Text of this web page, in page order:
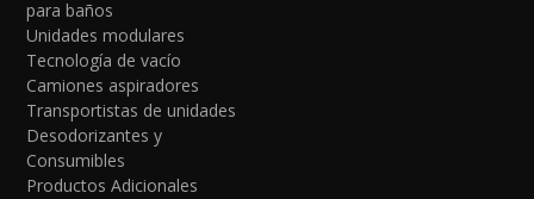
para baños
Unidades modulares
Tecnología de vacío
Camiones aspiradores
Transportistas de unidades
Desodorizantes y
Consumibles
Productos Adicionales